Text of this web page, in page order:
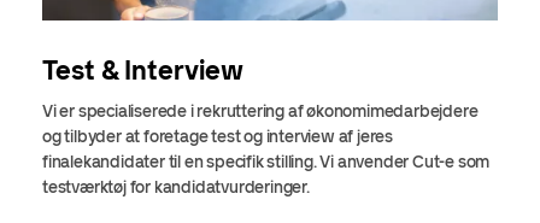
Test & Interview
Vi er specialiserede i rekruttering af økonomimedarbejdere
og tilbyder at foretage test og interview af jeres
finalekandidater til en specifik stilling. Vi anvender Cut-e som
testværktøj for kandidatvurderinger.